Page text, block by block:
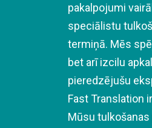
pakalpojumi
speciālistu
termiņā. Mēs
bet arī izcilu
pieredzējušu
Fast Translation
Mūsu